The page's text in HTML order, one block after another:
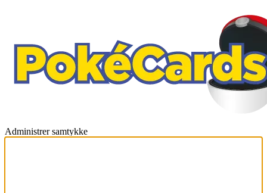
Administrer samtykke